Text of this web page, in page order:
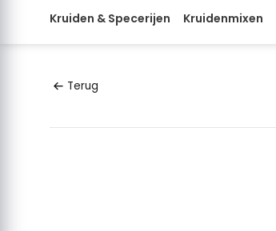
Kruiden & Specerijen Kruidenmixen
Terug